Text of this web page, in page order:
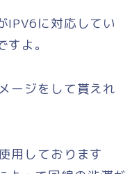
IPV6に対応してい
よ。
ージをして貰えれ
用しております